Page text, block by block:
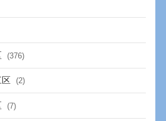
(376)
(2)
(7)